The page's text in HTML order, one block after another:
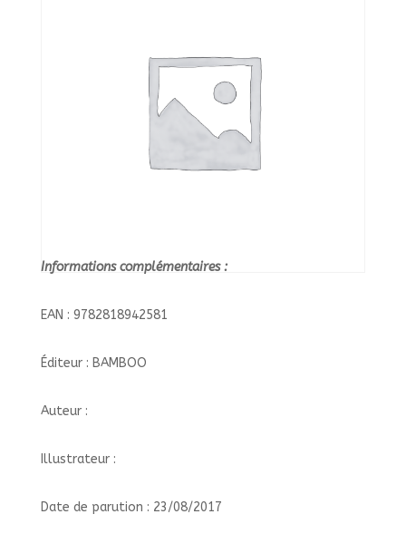
Informations complémentaires :
EAN : 9782818942581
Éditeur : BAMBOO
Auteur :
Illustrateur :
Date de parution : 23/08/2017